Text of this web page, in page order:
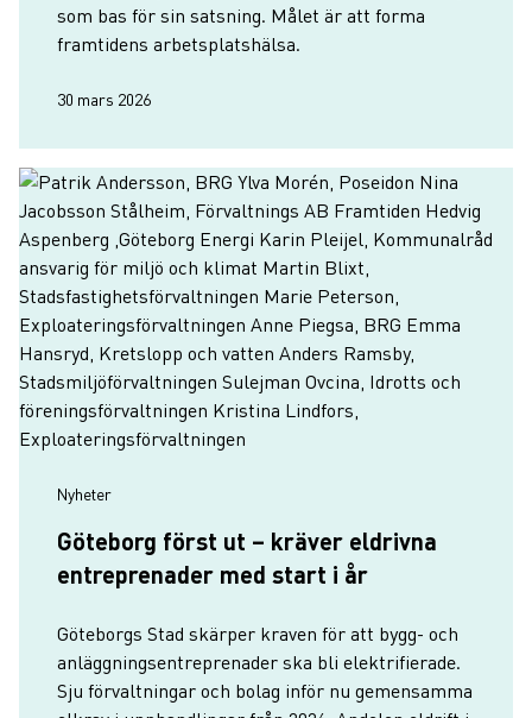
som bas för sin satsning. Målet är att forma
framtidens arbetsplats­hälsa.
30 mars 2026
Nyheter
Göteborg först ut – kräver eldrivna
entreprenader med start i år
Göteborgs Stad skärper kraven för att bygg- och
anläggningsentreprenader ska bli elektrifierade.
Sju förvaltningar och bolag inför nu gemensamma